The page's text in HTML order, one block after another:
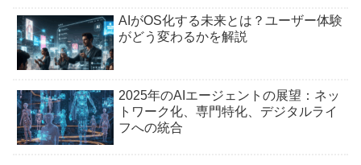
AIがOS化する未来とは？ユーザー体験
がどう変わるかを解説
2025年のAIエージェントの展望：ネッ
トワーク化、専門特化、デジタルライ
フへの統合